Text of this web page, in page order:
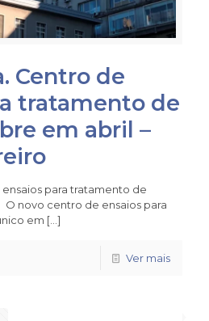
Centro de
tratamento de
em abril –
para tratamento de
novo centro de ensaios para
em […]
Ver mais